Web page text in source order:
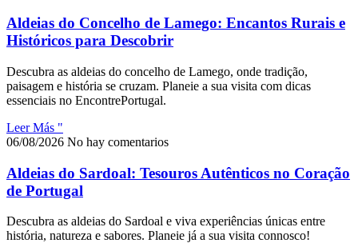
Aldeias do Concelho de Lamego: Encantos Rurais e
Históricos para Descobrir
Descubra as aldeias do concelho de Lamego, onde tradição,
paisagem e história se cruzam. Planeie a sua visita com dicas
essenciais no EncontrePortugal.
Leer Más "
06/08/2026 No hay comentarios
Aldeias do Sardoal: Tesouros Autênticos no Coração
de Portugal
Descubra as aldeias do Sardoal e viva experiências únicas entre
história, natureza e sabores. Planeie já a sua visita connosco!